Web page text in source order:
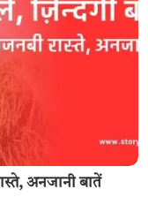
अनजानी बातें